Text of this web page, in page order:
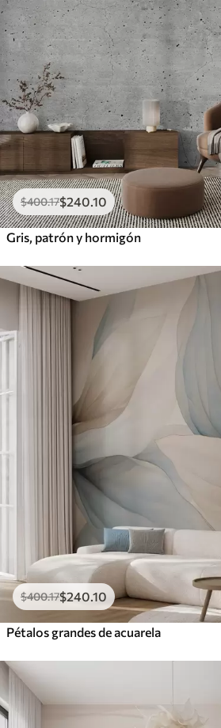
$400.17$240 .10
Gris, patrón y hormigón
$400.17$240 .10
Pétalos grandes de acuarela